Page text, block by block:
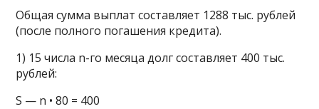
Общая сумма выплат составляет 1288 тыс. рублей
(после полного погашения кредита).
1) 15 числа n-го месяца долг составляет 400 тыс.
рублей:
S — n • 80 = 400